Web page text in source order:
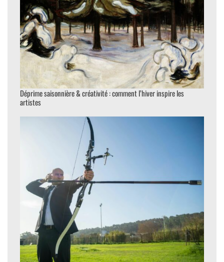
Déprime saisonnière & créativité : comment l’hiver inspire les
artistes